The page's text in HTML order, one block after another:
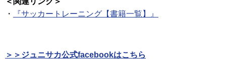
・
『サッカートレーニング【書籍一覧】』
＞＞ジュニサカ公式facebookはこちら